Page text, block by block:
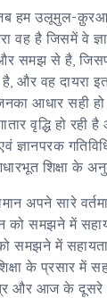
हम उलूमुल-
वह है जिसमें वे
समझ से है,
है, और वह दायरा
आधार सही
वृद्धि हो
ज्ञानपरक
शिक्षा के
अपने सारे
समझने में
समझने में सहायता
के प्रसार
और आज के दूसरे